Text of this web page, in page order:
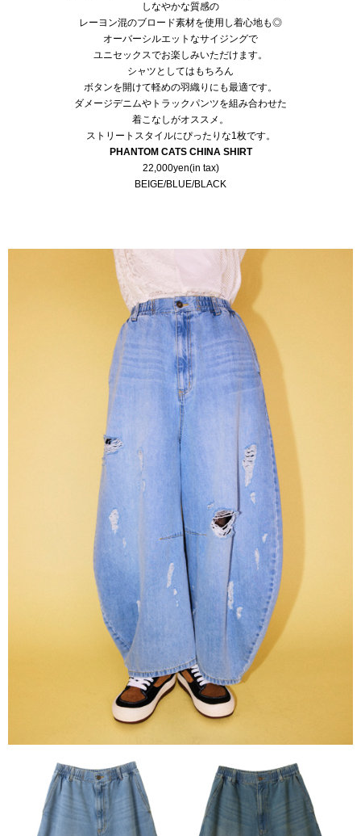
しなやかな質感の
レーヨン混のブロード素材を使用し着心地も◎
オーバーシルエットなサイジングで
ユニセックスでお楽しみいただけます。
シャツとしてはもちろん
ボタンを開けて軽めの羽織りにも最適です。
ダメージデニムやトラックパンツを組み合わせた
着こなしがオススメ。
ストリートスタイルにぴったりな1枚です。
PHANTOM CATS CHINA SHIRT
22,000yen(in tax)
BEIGE/BLUE/BLACK